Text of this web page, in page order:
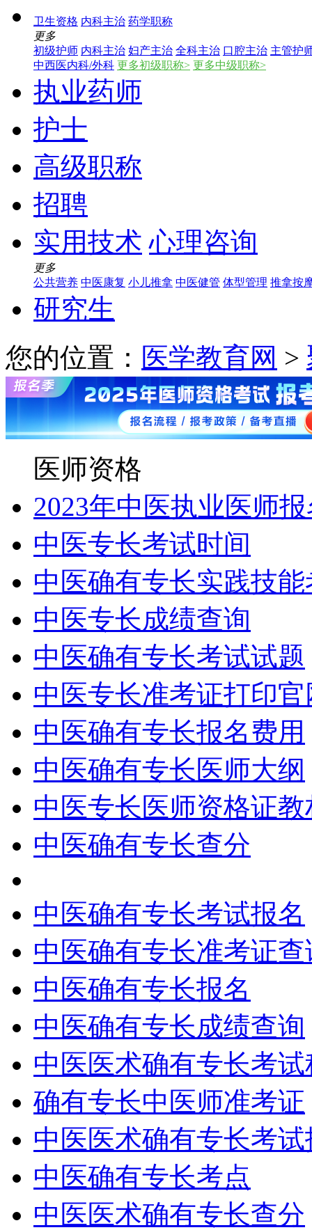
卫生资格 内科主治 药学职称
更多
初级护师 内科主治 妇产主治 全科主治 口腔主治 主管护
中西医内科/外科 更多初级职称> 更多中级职称>
执业药师
护士
高级职称
招聘
实用技术 心理咨询
更多
公共营养 中医康复 小儿推拿 中医健管 体型管理 推拿按
研究生
您的位置： 医学教育网 >
医师资格
2023年中医执业医师
中医专长考试时间
中医确有专长实践技
中医专长成绩查询
中医确有专长考试试题
中医专长准考证打印官
中医确有专长报名费用
中医确有专长医师大纲
中医专长医师资格证
中医确有专长查分
中医确有专长考试报名
中医确有专长准考证查
中医确有专长报名
中医确有专长成绩查询
中医医术确有专长考试
确有专长中医师准考证
中医医术确有专长考
中医确有专长考点
中医医术确有专长查分